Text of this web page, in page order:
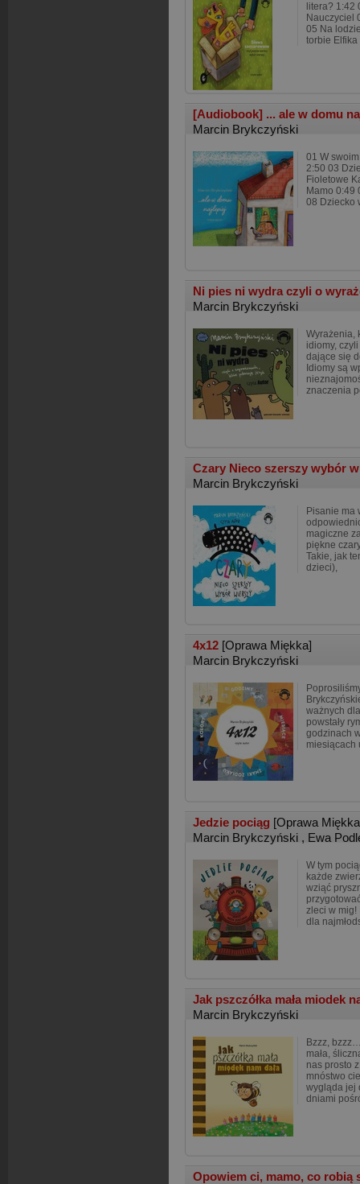
litera? 1:42
Nauczyciel
05 Na
torbie Elfika
[Audiobook] ... ale w domu
Marcin Brykczyński
01 W
2:50 03
Fioletowe
Mamo 0:49
08 Dziecko
Ni pies ni wydra czyli o
Marcin Brykczyński
Wyrażenia,
idiomy,
dające się
Idiomy są
znaczenia
Czary Nieco szerszy wybór
Marcin Brykczyński
Pisanie ma
magiczne
piękne
Takie, jak
dzieci),
4x12 [Oprawa Miękka]
Marcin Brykczyński
ważnych
powstały
godzinach
miesiącach
Jedzie pociąg [Oprawa
Marcin Brykczyński , Ewa
W tym
każde
wziąć
zleci w mig!
dla
Jak pszczółka mała miodek
Marcin Brykczyński
Bzzz,
mała,
nas prosto
mnóstwo
wygląda jej
dniami
Opowiem ci, mamo, co robią